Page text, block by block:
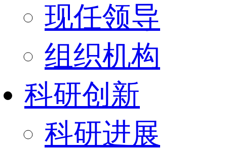
现任领导
组织机构
科研创新
科研进展